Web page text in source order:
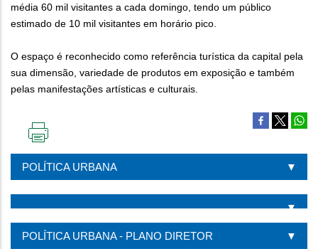
média 60 mil visitantes a cada domingo, tendo um público
estimado de 10 mil visitantes em horário pico.
O espaço é reconhecido como referência turística da capital pela
sua dimensão, variedade de produtos em exposição e também
pelas manifestações artísticas e culturais.
ESTA
PÁGINA
POLÍTICA URBANA
POLÍTICA URBANA - PLANO DIRETOR